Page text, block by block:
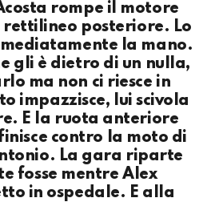
rompe il motore
rettilineo posteriore. Lo
la mano.
gli è dietro di un nulla,
ma non ci riesce in
impazzisce, lui scivola
E la ruota anteriore
contro la moto di
La gara riparte
fosse mentre Alex
in ospedale. E alla